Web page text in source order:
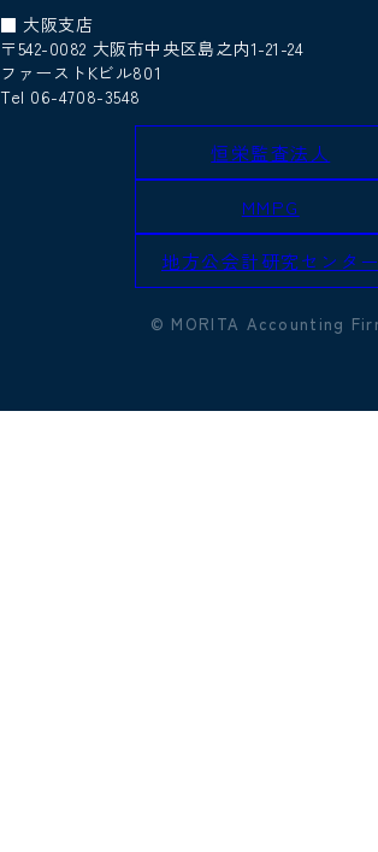
■ 大阪支店
〒542-0082 大阪市中央区島之内1-21-24
ファーストKビル801
Tel 06-4708-3548
恒栄監査法人
MMPG
地方公会計研究センター
© MORITA Accounting